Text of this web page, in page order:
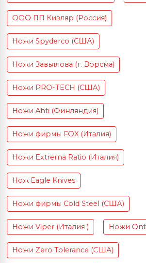
ООО ПП Кизляр (Россия)
Ножи Spyderco (США)
Ножи Завьялова (г. Ворсма)
Ножи PRO-TECH (США)
Ножи Ahti (Финляндия)
Ножи фирмы FOX (Италия)
Ножи Extrema Ratio (Италия)
Нож Eagle Knives
Ножи фирмы Cold Steel (США)
Ножи Viper (Италия ) Ножи
Ножи Zero Tolerance (США)